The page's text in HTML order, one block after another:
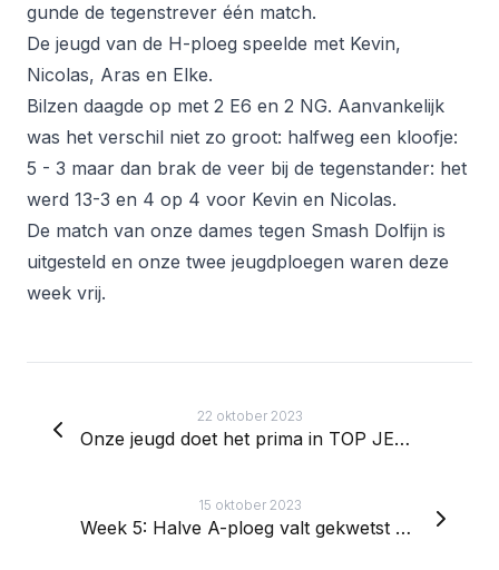
gunde de tegenstrever één match.
De jeugd van de H-ploeg speelde met Kevin,
Nicolas, Aras en Elke.
Bilzen daagde op met 2 E6 en 2 NG. Aanvankelijk
was het verschil niet zo groot: halfweg een kloofje:
5 - 3 maar dan brak de veer bij de tegenstander: het
werd 13-3 en 4 op 4 voor Kevin en Nicolas.
De match van onze dames tegen Smash Dolfijn is
uitgesteld en onze twee jeugdploegen waren deze
week vrij.
22 oktober 2023
Onze jeugd doet het prima in TOP JEUGD
15 oktober 2023
Week 5: Halve A-ploeg valt gekwetst uit!